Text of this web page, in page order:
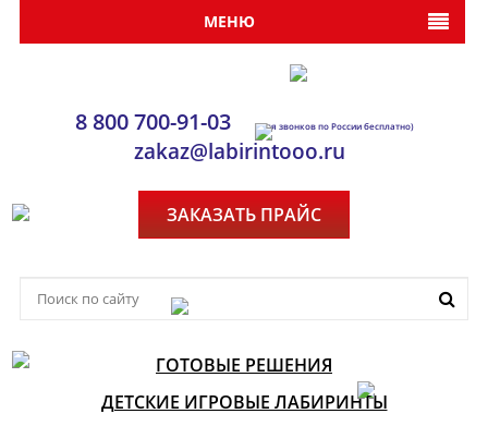
МЕНЮ
8 800 700-91-03 (Для звонков по России бесплатно)
zakaz@labirintooo.ru
ЗАКАЗАТЬ ПРАЙС
ГОТОВЫЕ РЕШЕНИЯ
ДЕТСКИЕ ИГРОВЫЕ ЛАБИРИНТЫ